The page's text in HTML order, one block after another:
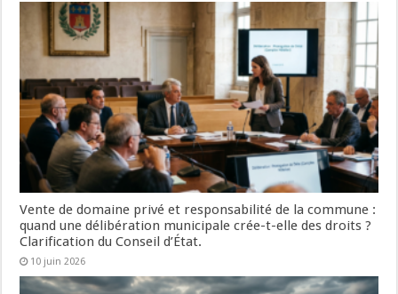
Vente de domaine privé et responsabilité de la commune :
quand une délibération municipale crée-t-elle des droits ?
Clarification du Conseil d’État.
10 juin 2026